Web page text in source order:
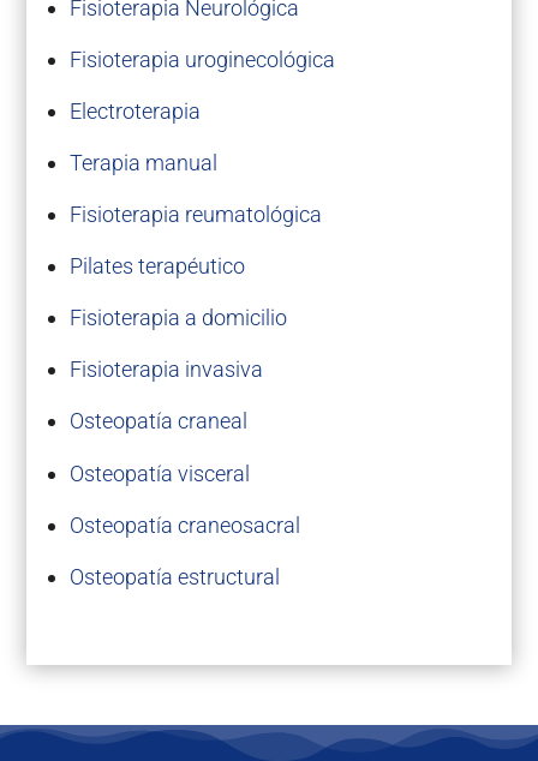
Fisioterapia Neurológica
Fisioterapia uroginecológica
Electroterapia
Terapia manual
Fisioterapia reumatológica
Pilates terapéutico
Fisioterapia a domicilio
Fisioterapia invasiva
Osteopatía craneal
Osteopatía visceral
Osteopatía craneosacral
Osteopatía estructural